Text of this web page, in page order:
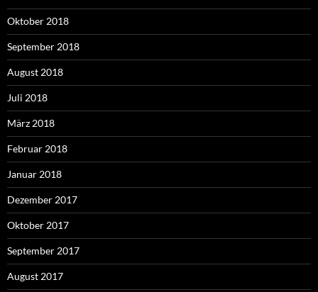
Oktober 2018
September 2018
August 2018
Juli 2018
März 2018
Februar 2018
Januar 2018
Dezember 2017
Oktober 2017
September 2017
August 2017